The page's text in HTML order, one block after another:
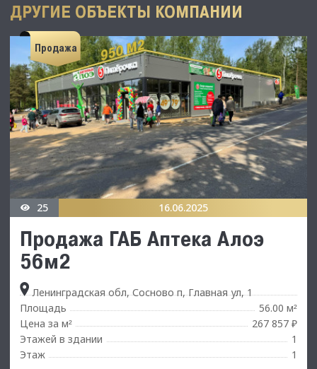
ДРУГИЕ ОБЪЕКТЫ КОМПАНИИ
Продажа
25 16.06.2025
Продажа ГАБ Аптека Алоэ
56м2
Ленинградская обл, Сосново п, Главная ул, 1
Площадь
56.00 м²
Цена за м²
267 857 ₽
Этажей в здании
1
Этаж
1